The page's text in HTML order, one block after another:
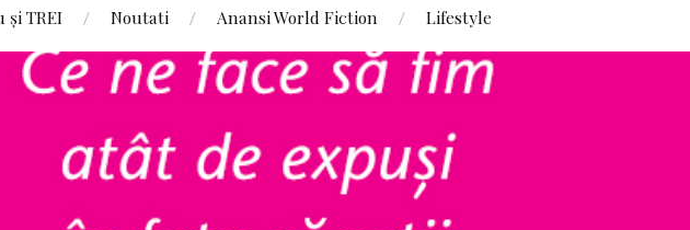
și TREI Noutati Anansi World Fiction Lifestyle